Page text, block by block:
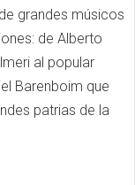
grandes músicos
de Alberto
al popular
Barenboim que
patrias de la